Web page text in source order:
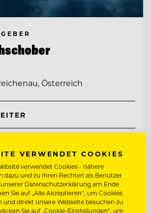
Österreich
VERWENDET COOKIES
verwendet Cookies - nähere
dazu und zu Ihren Rechten als Benutzer
Datenschutzerklärung am Ende
Sie auf „Alle Akzeptieren“, um Cookies
und direkt unsere Webseite besuchen zu
Sie auf „Cookie-Einstellungen“, um